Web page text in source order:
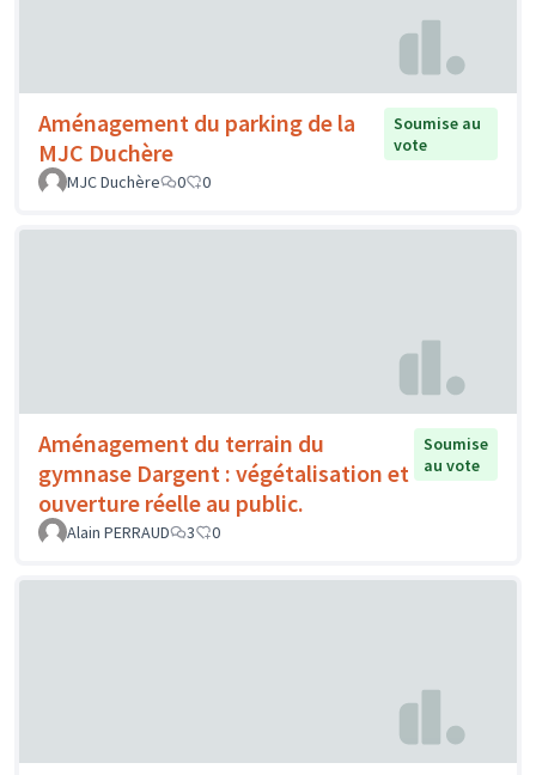
Aménagement du parking de la
MJC Duchère
Soumise au
vote
MJC Duchère
0 0
Aménagement du terrain du
gymnase Dargent : végétalisation et
ouverture réelle au public.
Soumise
au vote
Alain PERRAUD 3 0